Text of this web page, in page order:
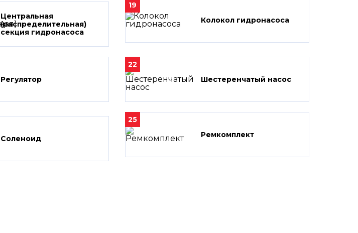
Центральная
(распределительная)
секция гидронасоса
19
Колокол гидронасоса
Регулятор
22
Шестеренчатый насос
Соленоид
25
Ремкомплект